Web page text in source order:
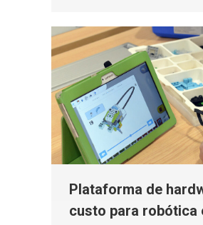
Plataforma de
custo para robótica